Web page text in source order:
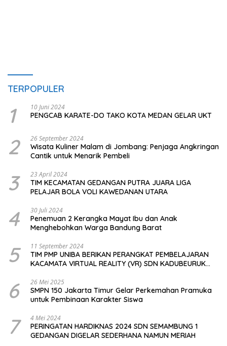
TERPOPULER
1 10 Juni 2024
PENGCAB KARATE-DO TAKO KOTA MEDAN GELAR UKT
2 26 September 2024
Wisata Kuliner Malam di Jombang: Penjaga Angkringan
Cantik untuk Menarik Pembeli
3 23 April 2024
TIM KECAMATAN GEDANGAN PUTRA JUARA LIGA
PELAJAR BOLA VOLI KAWEDANAN UTARA
4 30 Juli 2024
Penemuan 2 Kerangka Mayat Ibu dan Anak
Menghebohkan Warga Bandung Barat
5 11 September 2024
TIM PMP UNIBA BERIKAN PERANGKAT PEMBELAJARAN
KACAMATA VIRTUAL REALITY (VR) SDN KADUBEURUK
6 26 Mei 2025
SMPN 150 Jakarta Timur Gelar Perkemahan Pramuka
untuk Pembinaan Karakter Siswa
7 4 Mei 2024
PERINGATAN HARDIKNAS 2024 SDN SEMAMBUNG 1
GEDANGAN DIGELAR SEDERHANA NAMUN MERIAH